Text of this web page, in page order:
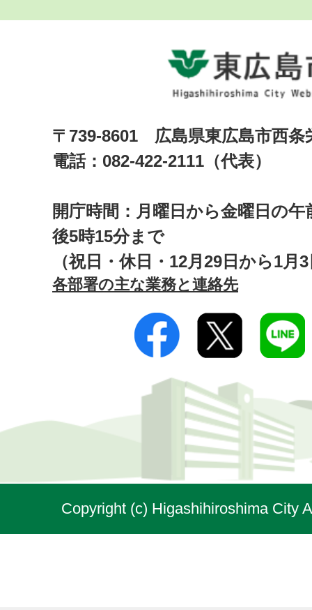
〒739-8601 広島県東広島市西
電話：082-422-2111（代表）
開庁時間：月曜日から金曜日の午
後5時15分まで
（祝日・休日・12月29日から1月
各部署の主な業務と連絡先
Copyright (c) Higashihiroshima City